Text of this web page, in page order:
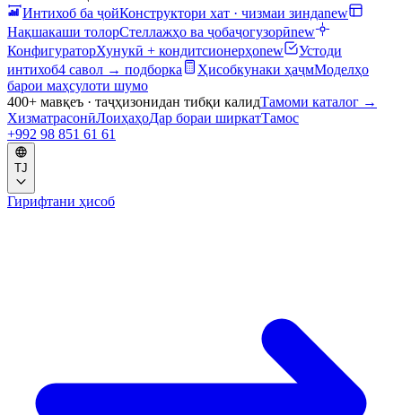
Интихоб ба ҷойКонструктори хат · чизмаи зиндаnew
Нақшакаши толорСтеллажҳо ва ҷобаҷогузорӣnew
КонфигураторХунукӣ + кондитсионерҳоnew
Устоди
интихоб4 савол → подборка Ҳисобкунаки ҳаҷмМоделҳо
барои маҳсулоти шумо
400+ мавқеъ · таҷҳизонидан тибқи калидТамоми каталог →
ХизматрасонӣЛоиҳаҳоДар бораи ширкатТамос
+992 98 851 61 61
TJ
Гирифтани ҳисоб